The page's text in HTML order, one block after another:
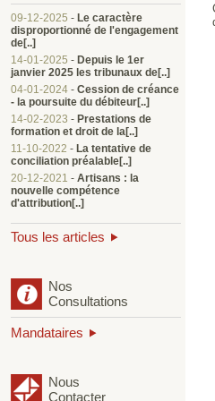
09-12-2025 - Le caractère
disproportionné de l'engagement
de[..]
14-01-2025 - Depuis le 1er
janvier 2025 les tribunaux de[..]
04-01-2024 - Cession de créance
- la poursuite du débiteur[..]
14-02-2023 - Prestations de
formation et droit de la[..]
11-10-2022 - La tentative de
conciliation préalable[..]
20-12-2021 - Artisans : la
nouvelle compétence
d'attribution[..]
Tous les articles
Nos
Consultations
Mandataires
Nous
Contacter